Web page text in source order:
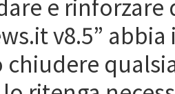
e
v8.5”
chiudere